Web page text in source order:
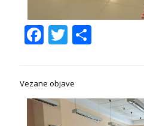
Facebook
Twitter
Share
Vezane objave